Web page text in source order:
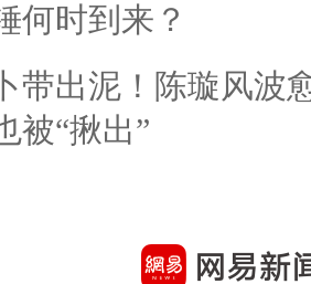
何时到来？
带出泥！陈璇风波
被“揪出”